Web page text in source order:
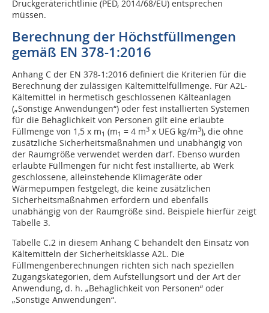
Druckgeräterichtlinie (PED, 2014/68/EU) entsprechen
müssen.
Berechnung der Höchstfüllmengen
gemäß EN 378-1:2016
Anhang C der EN 378-1:2016 definiert die Kriterien für die
Berechnung der zulässigen Kältemittelfüllmenge. Für A2L-
Kältemittel in hermetisch geschlossenen Kälteanlagen
(„Sonstige Anwendungen“) oder fest installierten Systemen
für die Behaglichkeit von Personen gilt eine erlaubte
Füllmenge von 1,5 x m1 (m1 = 4 m3 x UEG kg/m3), die ohne
zusätzliche Sicherheitsmaßnahmen und unabhängig von
der Raumgröße verwendet werden darf. Ebenso wurden
erlaubte Füllmengen für nicht fest installierte, ab Werk
geschlossene, alleinstehende Klimageräte oder
Wärmepumpen festgelegt, die keine zusätzlichen
Sicherheitsmaßnahmen erfordern und ebenfalls
unabhängig von der Raumgröße sind. Beispiele hierfür zeigt
Tabelle 3.
Tabelle C.2 in diesem Anhang C behandelt den Einsatz von
Kältemitteln der Sicherheitsklasse A2L. Die
Füllmengenberechnungen richten sich nach speziellen
Zugangskategorien, dem Aufstellungsort und der Art der
Anwendung, d. h. „Behaglichkeit von Personen“ oder
„Sonstige Anwendungen“.